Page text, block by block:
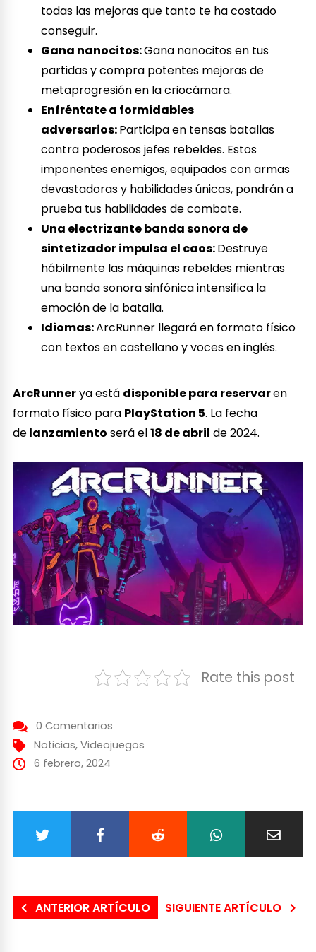
todas las mejoras que tanto te ha costado
conseguir.
Gana nanocitos:Gana nanocitos en tus
partidas y compra potentes mejoras de
metaprogresión en la criocámara.
Enfréntate a formidables
adversarios:Participa en tensas batallas
contra poderosos jefes rebeldes. Estos
imponentes enemigos, equipados con armas
devastadoras y habilidades únicas, pondrán a
prueba tus habilidades de combate.
Una electrizante banda sonora de
sintetizador impulsa el caos:Destruye
hábilmente las máquinas rebeldes mientras
una banda sonora sinfónica intensifica la
emoción de la batalla.
Idiomas:ArcRunner llegará en formato físico
con textos en castellano y voces en inglés.
ArcRunnerya está disponible para reservaren
formato físico para PlayStation 5. La fecha
delanzamiento será el18 de abril de 2024.
Rate this post
0 Comentarios
Noticias, Videojuegos
6 febrero, 2024
ANTERIOR ARTÍCULO SIGUIENTE ARTÍCULO